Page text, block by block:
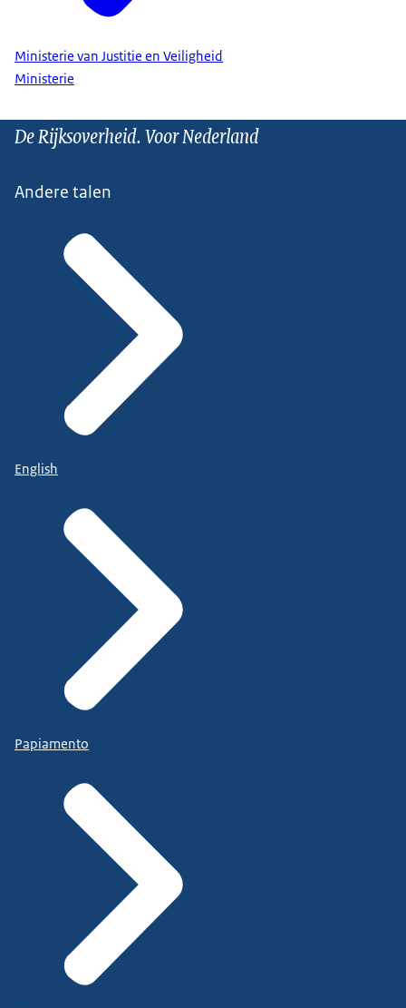
Ministerie van Justitie en Veiligheid
Ministerie
De Rijksoverheid. Voor Nederland
Andere talen
English
Papiamento